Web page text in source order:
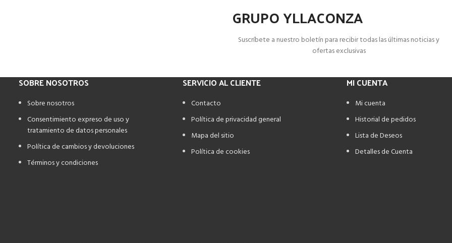
GRUPO YLLACONZA
Suscríbete a nuestro boletín para recibir todas las últimas noticias y
ofertas exclusivas
SOBRE NOSOTROS
Sobre nosotros
Consentimiento expreso de uso y
tratamiento de datos personales
Política de cambios y devoluciones
Términos y condiciones
SERVICIO AL CLIENTE
Contacto
Política de privacidad general
Mapa del sitio
Política de cookies
MI CUENTA
Mi cuenta
Historial de pedidos
Lista de Deseos
Detalles de Cuenta